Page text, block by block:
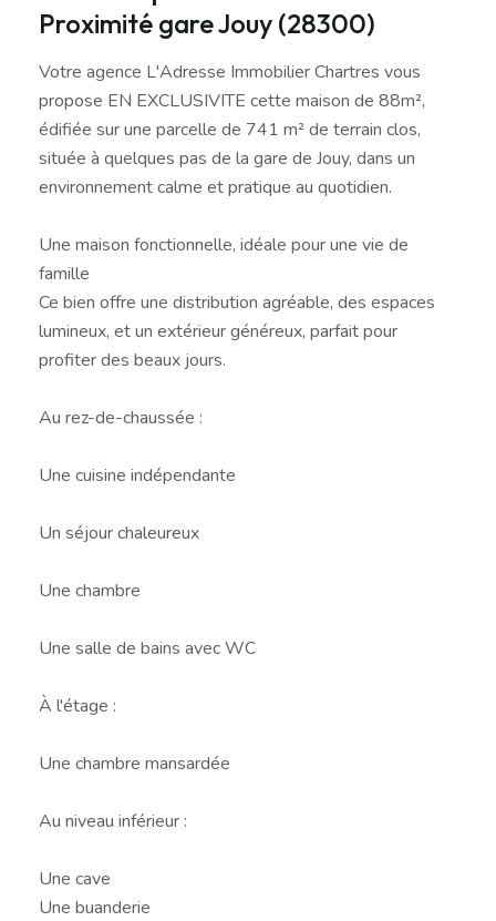
Proximité gare Jouy (28300)
Votre agence L'Adresse Immobilier Chartres vous
propose EN EXCLUSIVITE cette maison de 88m²,
édifiée sur une parcelle de 741 m² de terrain clos,
située à quelques pas de la gare de Jouy, dans un
environnement calme et pratique au quotidien.
Une maison fonctionnelle, idéale pour une vie de
famille
Ce bien offre une distribution agréable, des espaces
lumineux, et un extérieur généreux, parfait pour
profiter des beaux jours.
Au rez-de-chaussée :
Une cuisine indépendante
Un séjour chaleureux
Une chambre
Une salle de bains avec WC
À l'étage :
Une chambre mansardée
Au niveau inférieur :
Une cave
Une buanderie